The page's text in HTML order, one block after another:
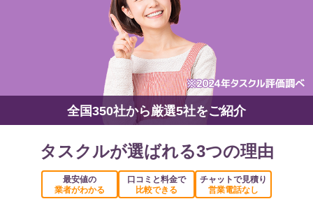
全国350社から厳選5社をご紹介
タスクルが選ばれる3つの理由
最安値の
業者がわかる
口コミと料金で
比較できる
チャットで見積り
営業電話なし